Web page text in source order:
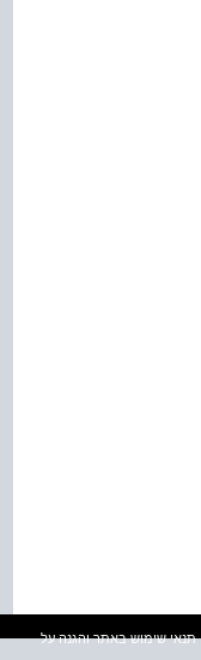
תנאי שימוש באתר והגנה על